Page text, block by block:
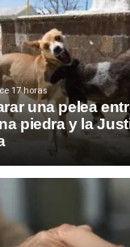
17 horas
una pelea
piedra y la